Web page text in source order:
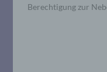
Berechtigung zur